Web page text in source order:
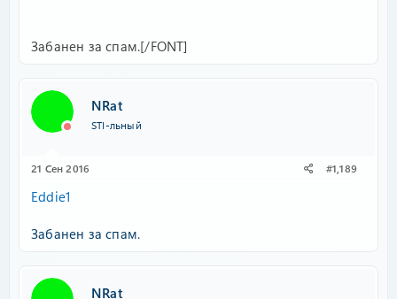
Забанен за спам.[/FONT]
NRat
STI-льный
21 Сен 2016 #1,189
Eddie1
Забанен за спам.
NRat